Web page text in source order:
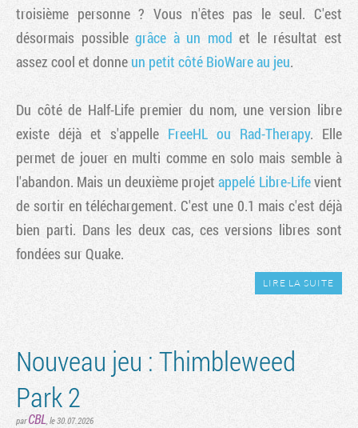
troisième personne ? Vous n'êtes pas le seul. C'est
désormais possiblegrâce à un mod et le résultat est
assez cool et donne un petit côté BioWare au jeu.
Du côté de Half-Life premier du nom, une version libre
existe déjà et s'appelle FreeHL ou Rad-Therapy. Elle
permet de jouer en multi comme en solo mais semble à
l'abandon. Mais un deuxième projetappelé Libre-Lifevient
de sortir en téléchargement. C'est une 0.1 mais c'est déjà
bien parti. Dans les deux cas, ces versions libres sont
fondées sur Quake.
LIRE LA SUITE
Nouveau jeu : Thimbleweed
Park 2
parCBL, le 30.07.2026